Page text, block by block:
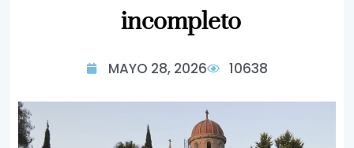
incompleto
MAYO 28, 2026 10638